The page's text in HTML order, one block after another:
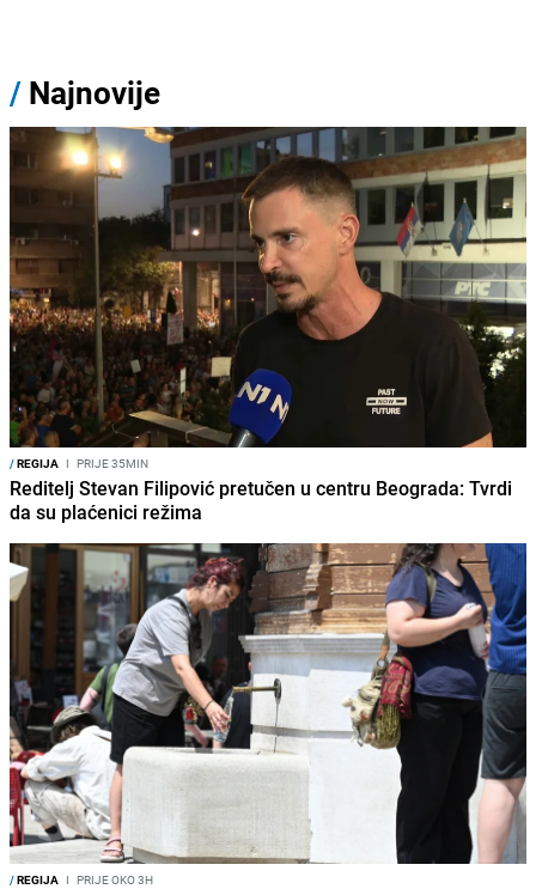
/ Najnovije
/REGIJA I PRIJE 35MIN
Reditelj Stevan Filipović pretučen u centru Beograda: Tvrdi
da su plaćenici režima
/REGIJA I PRIJE OKO 3H